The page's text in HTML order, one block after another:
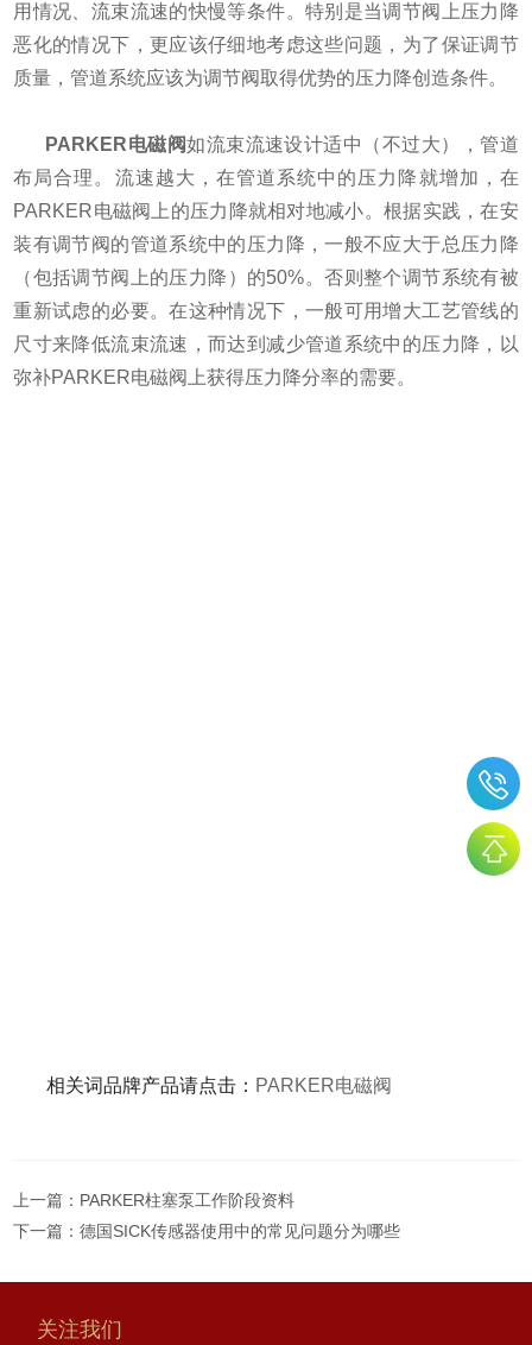
用情况、流束流速的快慢等条件。特别是当调节阀上压力降
恶化的情况下，更应该仔细地考虑这些问题，为了保证调节
质量，管道系统应该为调节阀取得优势的压力降创造条件。
PARKER电磁阀如流束流速设计适中（不过大），管道
布局合理。流速越大，在管道系统中的压力降就增加，在
PARKER电磁阀上的压力降就相对地减小。根据实践，在安
装有调节阀的管道系统中的压力降，一般不应大于总压力降
（包括调节阀上的压力降）的50%。否则整个调节系统有被
重新试虑的必要。在这种情况下，一般可用增大工艺管线的
尺寸来降低流束流速，而达到减少管道系统中的压力降，以
弥补PARKER电磁阀上获得压力降分率的需要。
相关词品牌产品请点击： PARKER电磁阀
上一篇： PARKER柱塞泵工作阶段资料
下一篇：德国SICK传感器使用中的常见问题分为哪些
关注我们